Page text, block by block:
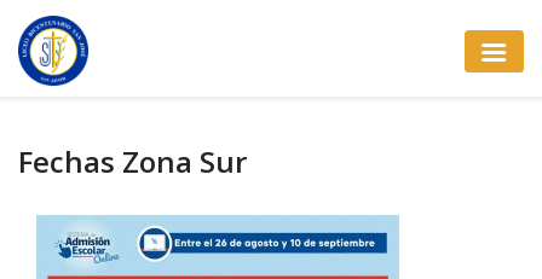
Fechas Zona Sur